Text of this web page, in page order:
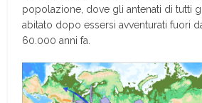
popolazione, dove gli antenati di tutti
abitato dopo essersi avventurati fuori
60.000 anni fa.